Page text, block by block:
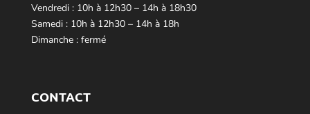
Vendredi : 10h à 12h30 – 14h à 18h30
Samedi : 10h à 12h30 – 14h à 18h
Dimanche : fermé
CONTACT